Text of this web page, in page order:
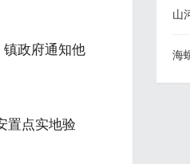
政府通知他
置点实地验
发
山
海